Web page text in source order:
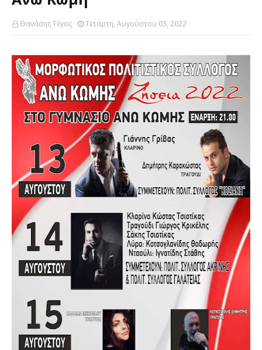
Θανάσης Τέγος Τετάρτη, Αυγούστου 03, 2022